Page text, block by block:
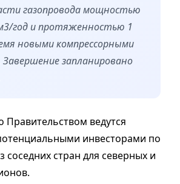
газопровода мощностью
год и протяженностью 1
новыми компрессорными
запланировано
Правительством ведутся
инвесторами по
соседних стран для северных и